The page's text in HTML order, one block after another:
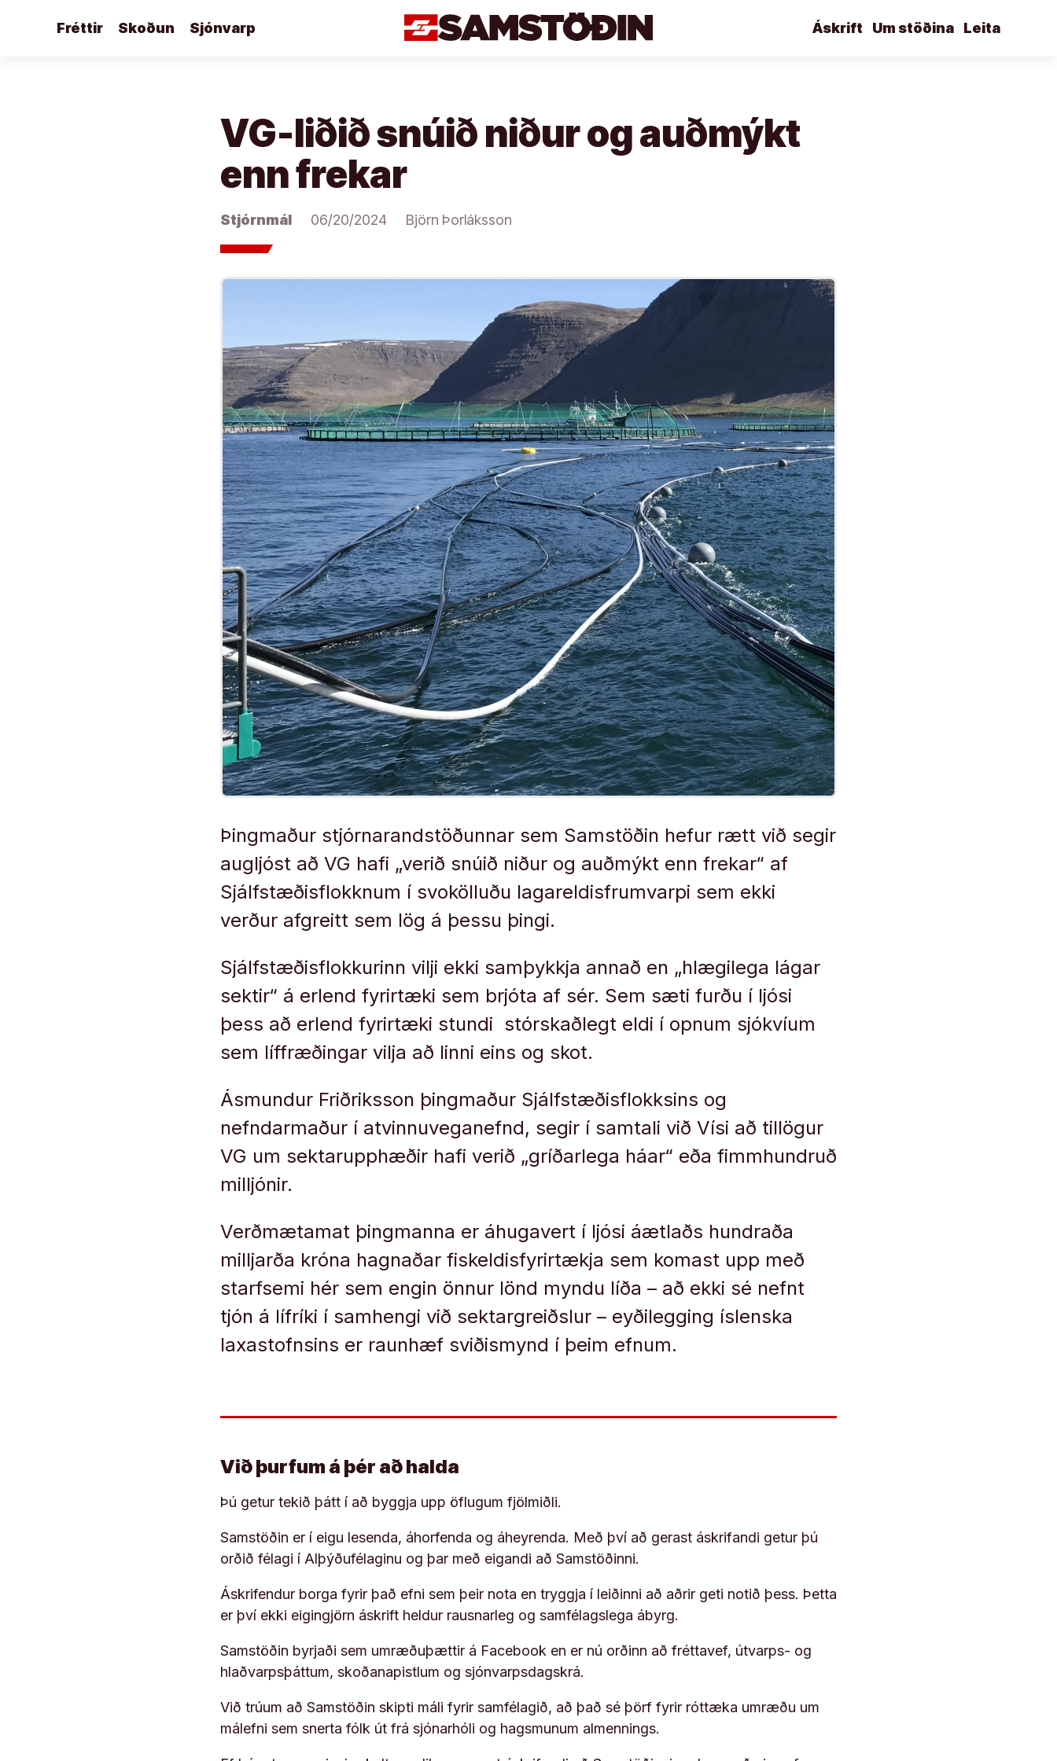
Fréttir Skoðun Sjónvarp Leita
Um stöðina
Áskrift
VG-liðið snúið niður og auðmýkt
enn frekar
Stjórnmál 06/20/2024 Björn Þorláksson
Þingmaður stjórnarandstöðunnar sem Samstöðin hefur rætt við segir
augljóst að VG hafi „verið snúið niður og auðmýkt enn frekar“ af
Sjálfstæðisflokknum í svokölluðu lagareldisfrumvarpi sem ekki
verður afgreitt sem lög á þessu þingi.
Sjálfstæðisflokkurinn vilji ekki samþykkja annað en „hlægilega lágar
sektir“ á erlend fyrirtæki sem brjóta af sér. Sem sæti furðu í ljósi
þess að erlend fyrirtæki stundi stórskaðlegt eldi í opnum sjókvíum
sem líffræðingar vilja að linni eins og skot.
Ásmundur Friðriksson þingmaður Sjálfstæðisflokksins og
nefndarmaður í atvinnuveganefnd, segir í samtali við Vísi að tillögur
VG um sektarupphæðir hafi verið „gríðarlega háar“ eða fimmhundruð
milljónir.
Verðmætamat þingmanna er áhugavert í ljósi áætlaðs hundraða
milljarða króna hagnaðar fiskeldisfyrirtækja sem komast upp með
starfsemi hér sem engin önnur lönd myndu líða – að ekki sé nefnt
tjón á lífríki í samhengi við sektargreiðslur – eyðilegging íslenska
laxastofnsins er raunhæf sviðismynd í þeim efnum.
Við þurfum á þér að halda
Þú getur tekið þátt í að byggja upp öflugum fjölmiðli.
Samstöðin er í eigu lesenda, áhorfenda og áheyrenda. Með því að gerast áskrifandi getur þú
orðið félagi í Alþýðufélaginu og þar með eigandi að Samstöðinni.
Áskrifendur borga fyrir það efni sem þeir nota en tryggja í leiðinni að aðrir geti notið þess. Þetta
er því ekki eigingjörn áskrift heldur rausnarleg og samfélagslega ábyrg.
Samstöðin byrjaði sem umræðuþættir á Facebook en er nú orðinn að fréttavef, útvarps- og
hlaðvarpsþáttum, skoðanapistlum og sjónvarpsdagskrá.
Við trúum að Samstöðin skipti máli fyrir samfélagið, að það sé þörf fyrir róttæka umræðu um
málefni sem snerta fólk út frá sjónarhóli og hagsmunum almennings.